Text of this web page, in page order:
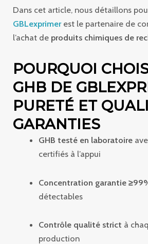
Dans cet article, nous détaillons
GBLexprimerest le partenaire de
l’achat de produits chimiques de
POURQUOI
GHB DE
PURETÉ ET
GARANTIES
GHB testé en laboratoire
certifiés à l’appui
Concentration garantie
détectables
Contrôle qualité strict à
production